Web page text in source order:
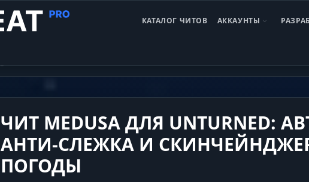
КАТАЛОГ ЧИТОВ АККАУНТЫ
Читы Unturned Medusa Unterned
ЧИТ MEDUSA ДЛЯ UNTURNED:
АНТИ-СЛЕЖКА И
ПОГОДЫ